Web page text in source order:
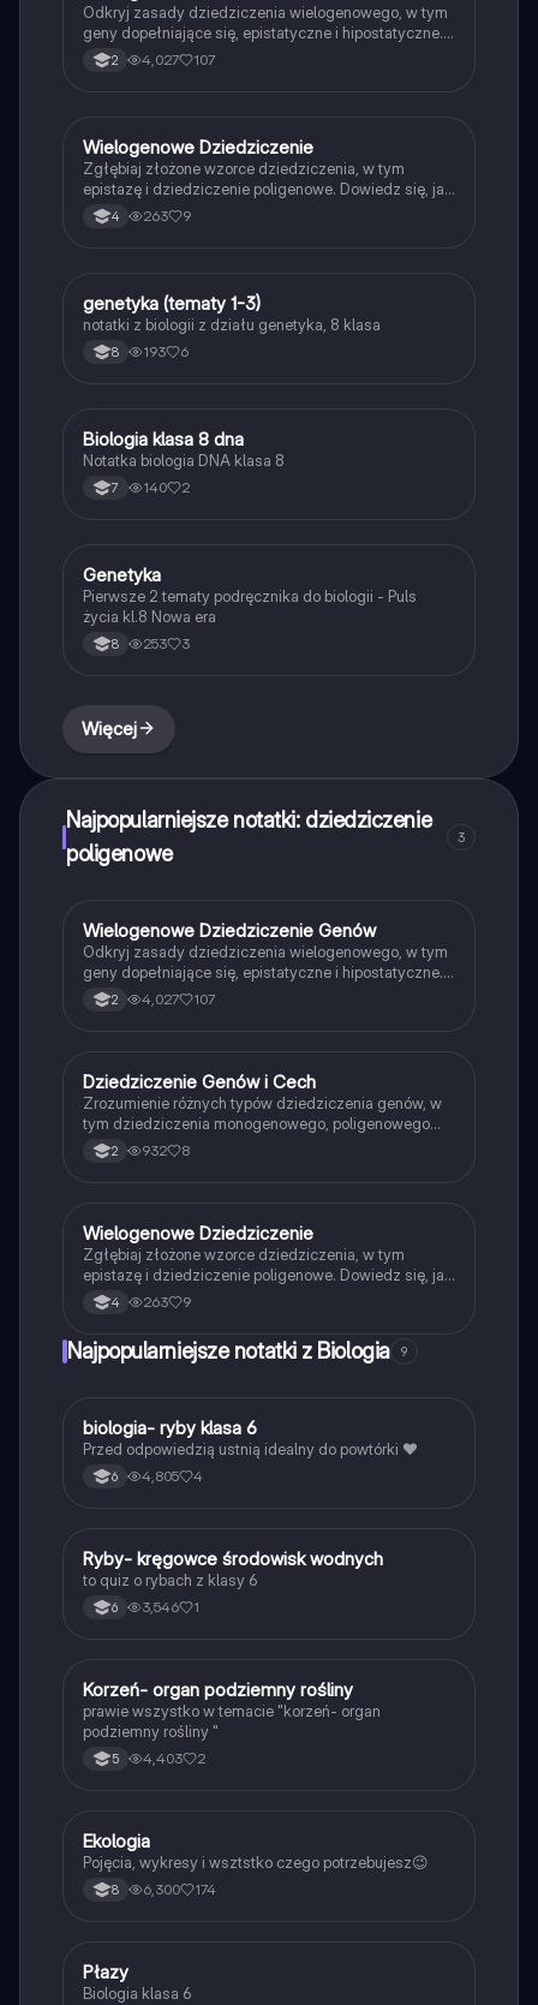
Odkryj zasady dziedziczenia wielogenowego, w tym
geny dopełniające się, epistatyczne i hipostatyczne.
Zrozum, jak geny kumulatywne wpływają na cechy
ilościowe, takie jak wzrost i masa organizmu. Ta
dziedziczenia, idealna dla studentów biologii i
genetyki.
2 4,027 107
Biologia
Wielogenowe Dziedziczenie
Zgłębiaj złożone wzorce dziedziczenia, w tym
epistazę i dziedziczenie poligenowe. Dowiedz się, jak
różne geny wpływają na cechy fenotypowe oraz
poznaj przykłady zastosowania w praktyce. Idealne
4 263 9
Biologia
genetyka (tematy 1-3)
notatki z biologii z działu genetyka, 8 klasa
8 193 6
Biologia
Biologia klasa 8 dna
Notatka biologia DNA klasa 8
7 140 2
Biologia
Genetyka
Pierwsze 2 tematy podręcznika do biologii - Puls
życia kl.8 Nowa era
8 253 3
Więcej
Najpopularniejsze notatki: dziedziczenie
poligenowe
3
Biologia
Wielogenowe Dziedziczenie Genów
Odkryj zasady dziedziczenia wielogenowego, w tym
geny dopełniające się, epistatyczne i hipostatyczne.
Zrozum, jak geny kumulatywne wpływają na cechy
ilościowe, takie jak wzrost i masa organizmu. Ta
dziedziczenia, idealna dla studentów biologii i
genetyki.
2 4,027 107
Biologia
Dziedziczenie Genów i Cech
Zrozumienie różnych typów dziedziczenia genów, w
tym dziedziczenia monogenowego, poligenowego
oraz wpływu alleli na cechy fenotypowe. Materiał
omawia również dziedziczenie grup krwi oraz geny
2 932 8
Biologia
Wielogenowe Dziedziczenie
Zgłębiaj złożone wzorce dziedziczenia, w tym
epistazę i dziedziczenie poligenowe. Dowiedz się, jak
różne geny wpływają na cechy fenotypowe oraz
poznaj przykłady zastosowania w praktyce. Idealne
dla studentów biologii i genetyki. Typ: Podsumowanie.
4 263 9
Najpopularniejsze notatki z Biologia 9
BBiologia
biologia- ryby klasa 6
Przed odpowiedzią ustnią idealny do powtórki ❤️
6 4,805 4
RBiologia
Ryby- kręgowce środowisk wodnych
to quiz o rybach z klasy 6
6 3,546 1
KBiologia
Korzeń- organ podziemny rośliny
prawie wszystko w temacie "korzeń- organ
podziemny rośliny "
5 4,403 2
Biologia
Ekologia
Pojęcia, wykresy i wsztstko czego potrzebujesz😉
8 6,300 174
PBiologia
Płazy
Biologia klasa 6